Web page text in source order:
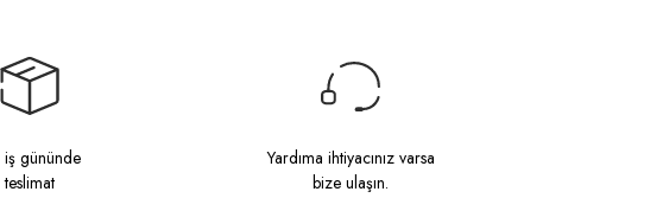
iş gününde
teslimat
Yardıma ihtiyacınız varsa
bize ulaşın.